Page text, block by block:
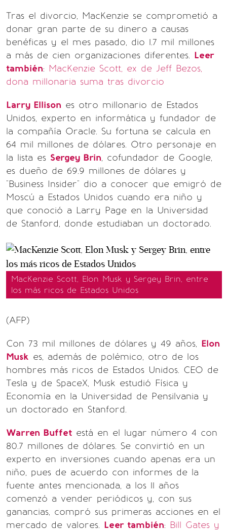
Tras el divorcio, MacKenzie se comprometió a
donar gran parte de su dinero a causas
benéficas y el mes pasado, dio 1.7 mil millones
a más de cien organizaciones diferentes. Leer
también: MacKenzie Scott, ex de Jeff Bezos,
dona millonaria suma tras divorcio
Larry Ellison es otro millonario de Estados
Unidos, experto en informática y fundador de
la compañía Oracle. Su fortuna se calcula en
64 mil millones de dólares. Otro personaje en
la lista es Sergey Brin, cofundador de Google,
es dueño de 69.9 millones de dólares y
"Business Insider" dio a conocer que emigró de
Moscú a Estados Unidos cuando era niño y
que conoció a Larry Page en la Universidad
de Stanford, donde estudiaban un doctorado.
MacKenzie Scott, Elon Musk y Sergey Brin, entre
los más ricos de Estados Unidos
(AFP)
Con 73 mil millones de dólares y 49 años, Elon
Musk es, además de polémico, otro de los
hombres más ricos de Estados Unidos. CEO de
Tesla y de SpaceX, Musk estudió Física y
Economía en la Universidad de Pensilvania y
un doctorado en Stanford.
Warren Buffet está en el lugar número 4 con
80.7 millones de dólares. Se convirtió en un
experto en inversiones cuando apenas era un
niño, pues de acuerdo con informes de la
fuente antes mencionada, a los 11 años
comenzó a vender periódicos y, con sus
ganancias, compró sus primeras acciones en el
mercado de valores. Leer también: Bill Gates y